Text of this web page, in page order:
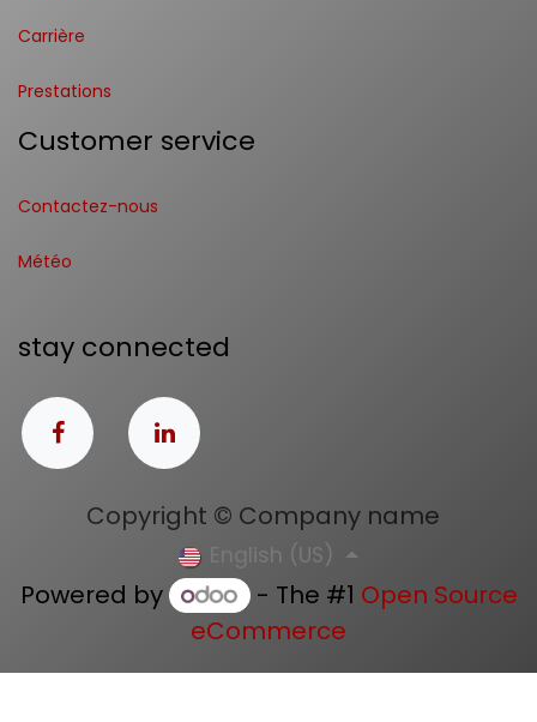
Carrière
Prestations
Customer service
Contactez-nous
Météo
stay connected
Copyright © Company name
English (US)
Powered by - The #1 Open Source
eCommerce